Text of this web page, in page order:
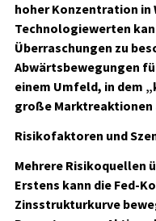
hoher Konzentration in
Technologiewerten
Überraschungen zu
Abwärtsbewegungen
einem Umfeld, in dem
große Marktreaktionen
Risikofaktoren und
Mehrere Risikoquellen
Erstens kann die Fed-
Zinsstrukturkurve